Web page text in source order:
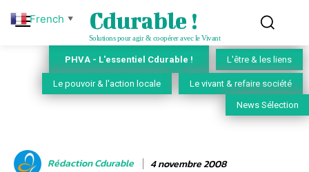
Cdurable !
Solutions pour agir & coopérer avec le Vivant
PHVA - L'essentiel Cdurable ! L'être & les liens
Le pouvoir & l'action locale Le vivant & refaire société
News Sélection
Rédaction Cdurable 4 novembre 2008
French ▼